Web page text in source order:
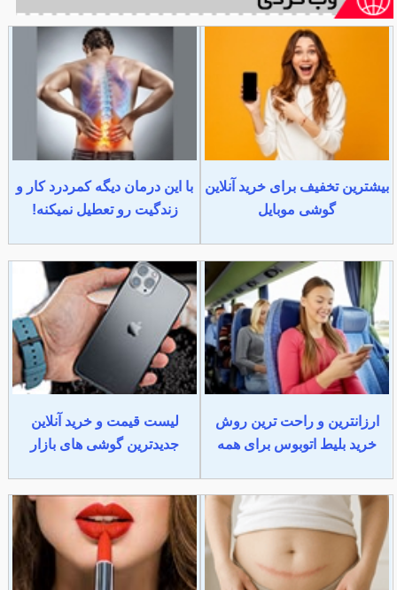
بیشترین تخفیف برای خرید آنلاین
گوشی موبایل
با این درمان دیگه کمردرد کار و
زندگیت رو تعطیل نمیکنه!
ارزانترین و راحت ترین روش
خرید بلیط اتوبوس برای همه
لیست قیمت و خرید آنلاین
جدیدترین گوشی های بازار